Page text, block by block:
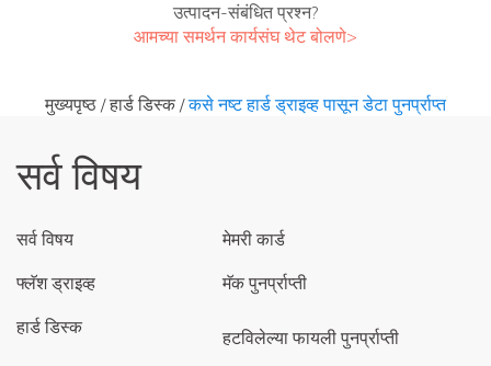
उत्पादन-संबंधित प्रश्न?
आमच्या समर्थन कार्यसंघ थेट बोलणे>
मुख्यपृष्ठ /हार्ड डिस्क /कसे नष्ट हार्ड ड्राइव्ह पासून डेटा पुनर्प्राप्त
सर्व विषय
सर्व विषय
मेमरी कार्ड
फ्लॅश ड्राइव्ह
मॅक पुनर्प्राप्ती
हार्ड डिस्क
हटविलेल्या फायली पुनर्प्राप्ती